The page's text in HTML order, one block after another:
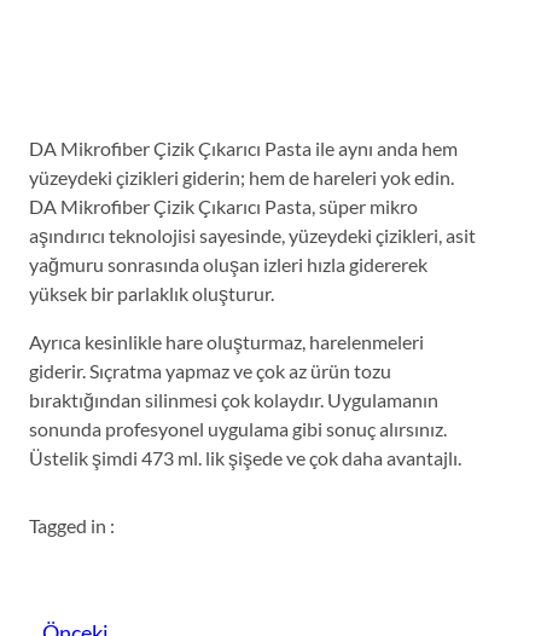
DA Mikrofiber Çizik Çıkarıcı Pasta ile aynı anda hem
yüzeydeki çizikleri giderin; hem de hareleri yok edin.
DA Mikrofiber Çizik Çıkarıcı Pasta, süper mikro
aşındırıcı teknolojisi sayesinde, yüzeydeki çizikleri, asit
yağmuru sonrasında oluşan izleri hızla gidererek
yüksek bir parlaklık oluşturur.
Ayrıca kesinlikle hare oluşturmaz, harelenmeleri
giderir. Sıçratma yapmaz ve çok az ürün tozu
bıraktığından silinmesi çok kolaydır. Uygulamanın
sonunda profesyonel uygulama gibi sonuç alırsınız.
Üstelik şimdi 473 ml. lik şişede ve çok daha avantajlı.
Tagged in :